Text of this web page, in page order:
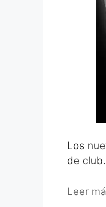
Los
de club.
Leer